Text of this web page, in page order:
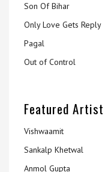
Son Of Bihar
Only Love Gets Reply
Pagal
Out of Control
Featured Artist
Vishwaamit
Sankalp Khetwal
Anmol Gupta